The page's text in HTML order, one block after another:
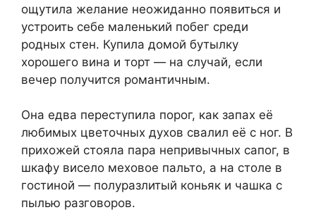
ощутила желание неожиданно появиться и
устроить себе маленький побег среди
родных стен. Купила домой бутылку
хорошего вина и торт — на случай, если
вечер получится романтичным.
Она едва переступила порог, как запах её
любимых цветочных духов свалил её с ног. В
прихожей стояла пара непривычных сапог, в
шкафу висело меховое пальто, а на столе в
гостиной — полуразлитый коньяк и чашка с
пылью разговоров.